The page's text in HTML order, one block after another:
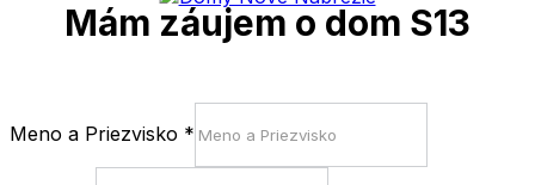
Mám záujem o dom S13
Meno a Priezvisko *